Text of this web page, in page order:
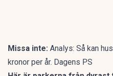
Missa inte: Analys: Så kan
kronor per år. Dagens PS